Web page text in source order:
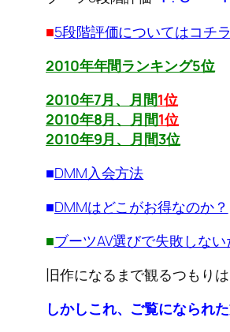
■5段階評価についてはコチラ
2010年年間ランキング5位
2010年7月、月間1位
2010年8月、月間1位
2010年9月、月間3位
■DMM入会方法
■DMMはどこがお得なのか？
■ブーツAV選びで失敗しない
旧作になるまで観るつもり
しかしこれ、ご覧になられ